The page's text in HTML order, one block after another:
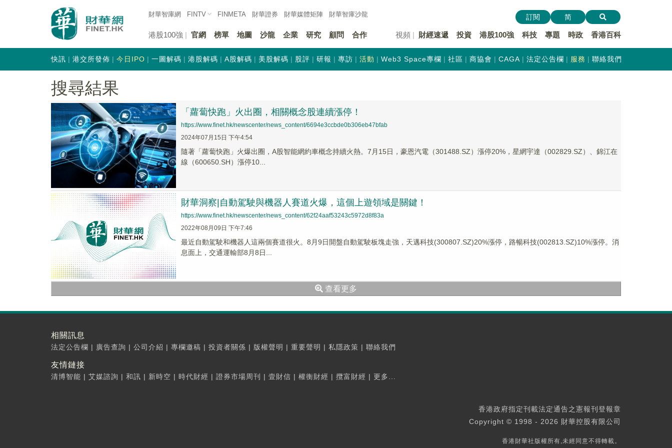
財華智庫網 FINTV FINMETA 財華證券 財華媒體矩陣 財華智庫沙龍
港股100強 官網 榜單 地圖 沙龍 企業 研究 顧問 合作 視頻 財經速遞 投資 港股100強 科技 專題 時政 香港百科
訂閱 简
快訊 港交所發佈 今日IPO 一圖解碼 港股解碼 A股解碼 美股解碼 股評 研報 專訪 活動 Web3 Space專欄 社區 商協會 CAGA 法定公告欄 服務 聯絡我們
搜尋結果
「蘿蔔快跑」火出圈，相關概念股連續漲停！
https://www.finet.hk/newscenter/news_content/6694e3ccbde0b306eb47bfab
2024年07月15日 下午4:54
隨著「蘿蔔快跑」火爆出圈，A股智能網約車概念持續火熱。7月15日，豪恩汽電（301488.SZ）漲停20%，星網宇達（002829.SZ）、錦江在
線（600650.SH）漲停10...
財華洞察|自動駕駛與機器人賽道火爆，這個上遊領域是關鍵！
https://www.finet.hk/newscenter/news_content/62f24aaf53243c5972d8f83a
2022年08月09日 下午7:46
最近自動駕駛和機器人這兩個賽道很火。8月9日開盤自動駕駛板塊走強，天邁科技(300807.SZ)20%漲停，路暢科技(002813.SZ)10%漲停。消
息面上，交通運輸部8月8日...
查看更多
相關訊息
法定公告欄 | 廣告查詢 | 公司介紹 | 專欄邀稿 | 投資者關係 | 版權聲明 | 重要聲明 | 私隱政策 | 聯絡我們
友情鏈接
清博智能 | 艾媒諮詢 | 和訊 | 新時空 | 時代財經 | 證券市場周刊 | 壹財信 | 權衡財經 | 攬富財經 | 更多...
香港政府指定刊載法定通告之憲報刊登報章
Copyright © 1998 - 2026 財華控股有限公司
香港財華社版權所有,未經同意不得轉載。